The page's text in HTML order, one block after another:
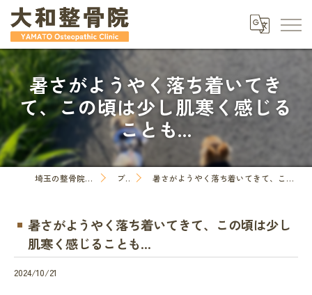
暑さがようやく落ち着いてき
て、この頃は少し肌寒く感じる
ことも...
埼玉の整骨院なら大和整骨院 ブログ 暑さがようやく落ち着いてきて、この頃は少し肌寒く感じることも...
暑さがようやく落ち着いてきて、この頃は少し
肌寒く感じることも...
2024/10/21